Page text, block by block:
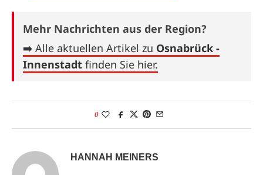
Mehr Nachrichten aus der Region?
➡️ Alle aktuellen Artikel zu Osnabrück -
Innenstadt finden Sie hier.
0
HANNAH MEINERS